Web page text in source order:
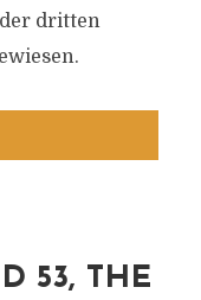
dritten
53, THE